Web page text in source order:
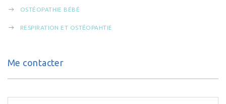
OSTÉOPATHIE BÉBÉ
RESPIRATION ET OSTÉOPAHTIE
Me contacter